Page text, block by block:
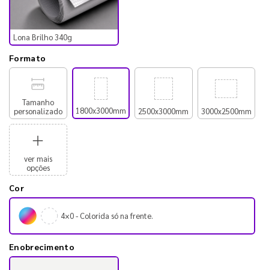
Lona Brilho 340g
Formato
Tamanho
personalizado
1800x3000mm 2500x3000mm 3000x2500mm
ver mais
opções
Cor
4×0 - Colorida só na frente.
Enobrecimento